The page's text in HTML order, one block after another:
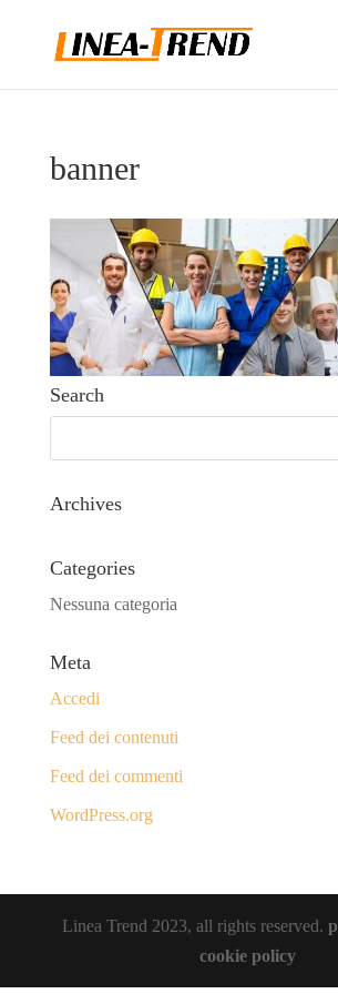
banner
Search
Archives
Categories
Nessuna categoria
Meta
Accedi
Feed dei contenuti
Feed dei commenti
WordPress.org
Linea Trend 2023, all rights reserved.
cookie policy